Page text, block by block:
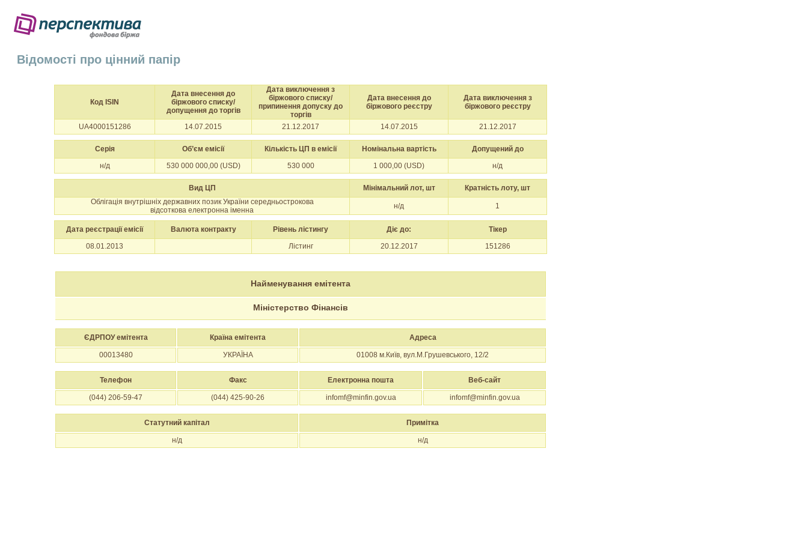
Відомості про цінний папір
Код ISIN
Дата внесення до
біржового списку/
допущення до торгів
Дата виключення з
біржового списку/
припинення допуску до
торгів
Дата внесення до
біржового реєстру
Дата виключення з
біржового реєстру
UA4000151286 14.07.2015 21.12.2017 14.07.2015 21.12.2017
Серія Об’єм емісії Кількість ЦП в емісії Номінальна вартість
Допущений до
н/д
530 000 000,00 (USD) 530 000 1 000,00 (USD) н/д
Вид ЦП Мінімальний лот, шт
Кратність лоту, шт
Облігація внутрішніх державних позик України середньострокова
відсоткова електронна іменна
н/д 1
Дата реєстрації емісії Валюта контракту Рівень лістингу Діє до:
Тікер
08.01.2013
Лістинг 20.12.2017 151286
Найменування емітента
Міністерство Фінансів
ЄДРПОУ емітента Країна емітента Адреса
00013480 УКРАЇНА 01008 м.Київ, вул.М.Грушевського, 12/2
Телефон Факс Електронна пошта Веб-сайт
(044) 206-59-47 (044) 425-90-26 infomf@minfin.gov.ua infomf@minfin.gov.ua
Статутний капітал Примітка
н/д н/д